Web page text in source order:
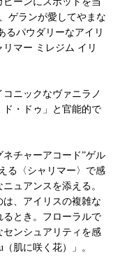
ゲランが愛してやまな
るパウダリーなアイリ
マー ミレジム イリ
ニックなヴァニラノ
・ドゥ」と官能的で
チャーアコード”ゲル
る〈シャリマー〉で感
ュアンスを添える。
、アイリスの複雑な
とき。フローラルで
ンシュアリティを感
肌に咲く花）」。